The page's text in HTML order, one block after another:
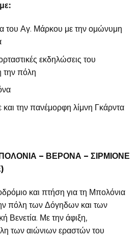
του Αγ. Μάρκου με την ομώνυμη
εκδηλώσεις του
την πόλη
και την πανέμορφη λίμνη Γκάρντα
– ΒΕΡΟΝΑ – ΣΙΡΜΙΟΝΕ
και πτήση για τη Μπολόνια
πόλη των Δόγηδων και των
Βενετία. Με την άφιξη,
των αιώνιων εραστών του